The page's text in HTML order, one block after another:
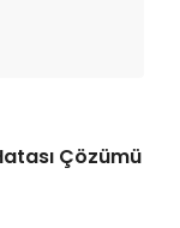
Çözümü